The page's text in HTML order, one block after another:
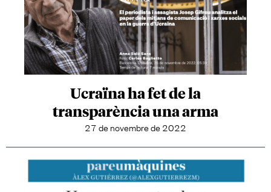
Ucraïna ha fet de la
transparència una arma
27 de novembre de 2022